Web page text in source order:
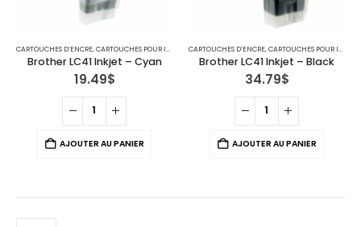
CARTOUCHES D’ENCRE,CARTOUCHES POUR IMPRIMANTES BROTHER ,IMPRIMANTE JET D'ENCRE
Brother LC41 Inkjet – Cyan
19.49$
AJOUTER AU PANIER
CARTOUCHES D’ENCRE,CARTOUCHES POUR IMPRIMANTES BROTHER
Brother LC41 Inkjet – Black
34.79$
AJOUTER AU PANIER